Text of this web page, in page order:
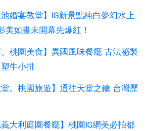
池婚宴教堂】IG新景點純白夢幻水上
如畫未開幕先爆紅！
。桃園美食】異國風味餐廳 古法祕製
牛小排
堂。桃園旅遊】通往天堂之鑰 台灣歷
義大利庭園餐廳】桃園IG網美必拍都